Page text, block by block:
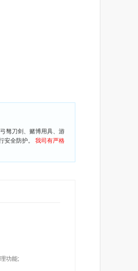
驽刀剑、赌博用具、游
安全防护。 我司有严格
功能;